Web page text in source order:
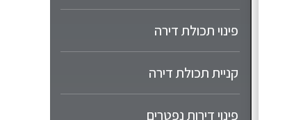
פינוי תכולת דירה
קניית תכולת דירה
פינוי דירות נפטרים